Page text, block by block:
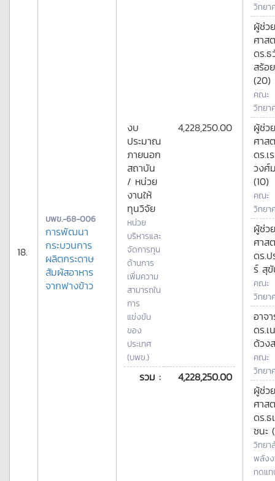
18.
บพข.-68-006
การพัฒนา
กระบวนการ
ผลิตกระดาษ
สัมผัสอาหาร
จากฟางข้าว
งบ
ประมาณ
ภายนอก
สถาบัน
/ หน่วย
งานให้
ทุนวิจัย
หน่วย
บริหารและ
จัดการทุน
ด้านการ
เพิ่มความ
สามารถใน
การ
แข่งขัน
ของ
ประเทศ
(บพข.)
4,228,250.00
รวม : 4,228,250.00
วิทยา
ผู้ช่วย
ศาส
ดร.
สร้อ
(20)
คณะ
วิทยา
ผู้ช่วย
ศาส
ดร.เ
วงศ์
(10)
คณะ
วิทยา
ผู้ช่วย
ศาส
ดร.
ร์ สุ
คณะ
วิทยา
อาจ
ดร.เ
ด้วง
คณะ
วิทยา
ผู้ช่วย
ศาส
ดร.ธ
ชนะ
วิทยา
พลัง
ทดแ